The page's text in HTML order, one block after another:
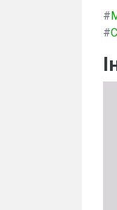
#
#